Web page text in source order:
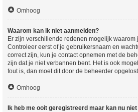
Omhoog
Waarom kan ik niet aanmelden?
Er zijn verschillende redenen mogelijk waarom
Controleer eerst of je gebruikersnaam en
correct zijn, kun je contact opnemen met de
zijn dat je niet verbannen bent. Het is ook
fout is, dan moet dit door de beheerder
Omhoog
Ik heb me ooit geregistreerd maar kan nu